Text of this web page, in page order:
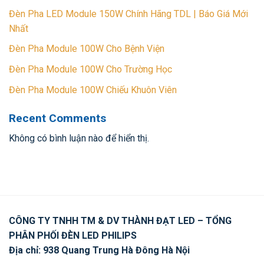
Đèn Pha LED Module 150W Chính Hãng TDL | Báo Giá Mới
Nhất
Đèn Pha Module 100W Cho Bệnh Viện
Đèn Pha Module 100W Cho Trường Học
Đèn Pha Module 100W Chiếu Khuôn Viên
Recent Comments
Không có bình luận nào để hiển thị.
CÔNG TY TNHH TM & DV THÀNH ĐẠT LED – TỔNG
PHÂN PHỐI ĐÈN LED PHILIPS
Địa chỉ: 938 Quang Trung Hà Đông Hà Nội